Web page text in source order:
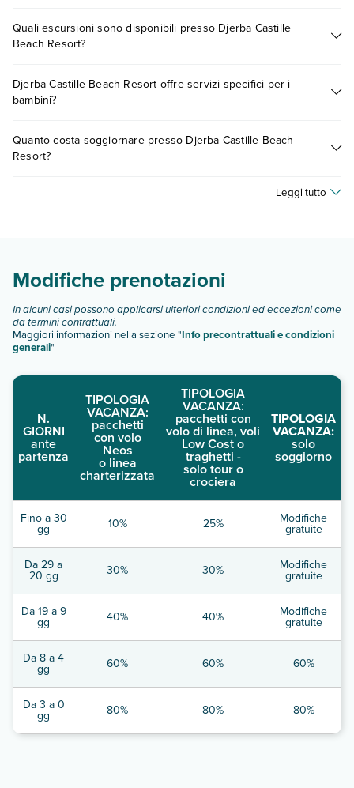
pagamento tra cui: aria condizionata, tv satellitare, wi-fi free,
wi-fi in aree comuni, massaggi.
descrizione
".
Quali escursioni sono disponibili presso Djerba Castille
Beach Resort?
presso Djerba Castille Beach Resort. Scoprile tutte nella
sezione dedicata
Djerba Castille Beach Resort offre servizi specifici per i
bambini?
bambini, inclusi o a pagamento, tra cui: piscina per bambini.
Scopri maggiori dettagli nel paragrafo dedicato "
Quanto costa soggiornare presso Djerba Castille Beach
Resort?
base a vari fattori (per es. date, condizioni dell'hotel, ecc). Per
Leggi tutto
Modifiche prenotazioni
In alcuni casi possono applicarsi ulteriori condizioni ed eccezioni come
da termini contrattuali.
Maggiori informazioni nella sezione "Info precontrattuali e condizioni
generali"
N.
GIORNI
ante
partenza
TIPOLOGIA
VACANZA:
pacchetti
con volo
Neos
o linea
charterizzata
TIPOLOGIA
VACANZA:
pacchetti con
volo di linea, voli
Low Cost o
traghetti -
solo tour o
crociera
TIPOLOGIA
VACANZA:
solo
soggiorno
Fino a 30
gg 10% 25% Modifiche
gratuite
Da 29 a
20 gg 30% 30% Modifiche
gratuite
Da 19 a 9
gg 40% 40% Modifiche
gratuite
Da 8 a 4
gg 60% 60% 60%
Da 3 a 0
gg 80% 80% 80%